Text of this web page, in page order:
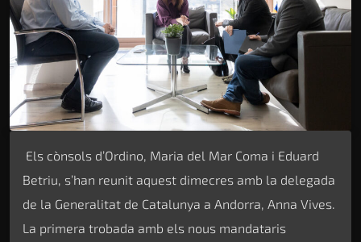
Els cònsols d’Ordino, Maria del Mar Coma i Eduard
Betriu, s’han reunit aquest dimecres amb la delegada
de la Generalitat de Catalunya a Andorra, Anna Vives.
La primera trobada amb els nous mandataris